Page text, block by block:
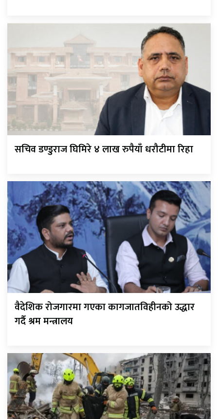
सचिव डण्डुराज घिमिरे ४ लाख रुपैयाँ धरौटीमा रिहा
वैदेशिक रोजगारमा गएका कागजातविहीनको उद्धार
गर्दै श्रम मन्त्रालय